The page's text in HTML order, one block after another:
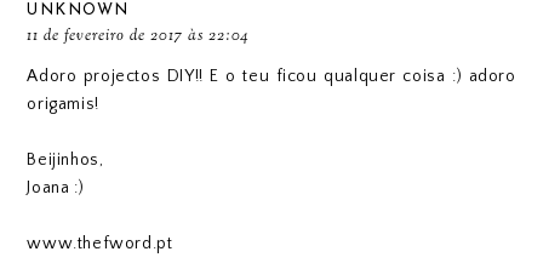
UNKNOWN
11 de fevereiro de 2017 às 22:04
Adoro projectos DIY!! E o teu ficou qualquer coisa :) adoro
origamis!
Beijinhos,
Joana :)
www.thefword.pt